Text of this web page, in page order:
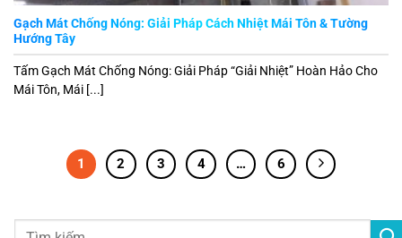
Gạch Mát Chống Nóng: Giải Pháp Cách Nhiệt Mái Tôn & Tường
Hướng Tây
Tấm Gạch Mát Chống Nóng: Giải Pháp “Giải Nhiệt” Hoàn Hảo Cho
Mái Tôn, Mái [...]
1 2 3 4 … 6